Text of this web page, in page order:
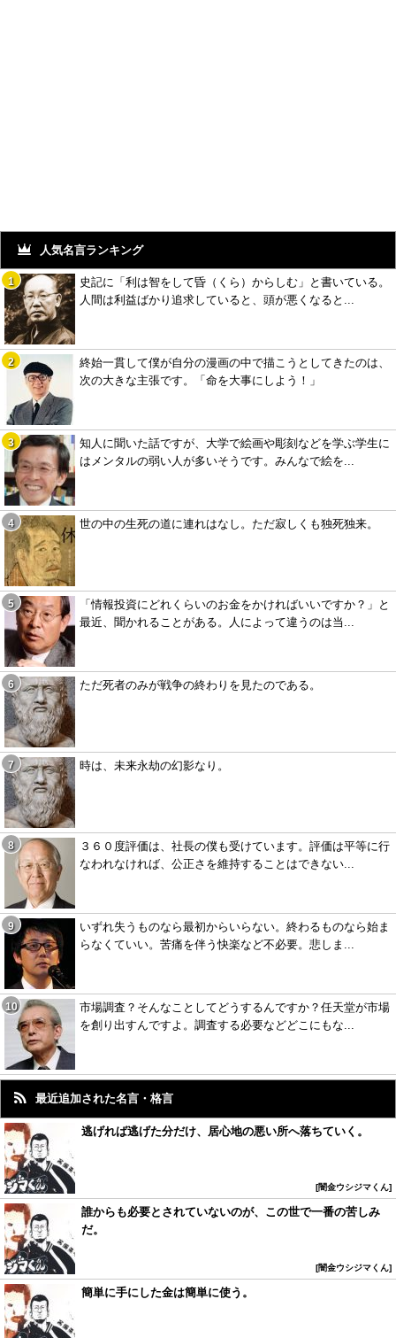
人気名言ランキング
史記に「利は智をして昏（くら）からしむ」と書いている。
人間は利益ばかり追求していると、頭が悪くなると...
終始一貫して僕が自分の漫画の中で描こうとしてきたのは、
次の大きな主張です。「命を大事にしよう！」
知人に聞いた話ですが、大学で絵画や彫刻などを学ぶ学生に
はメンタルの弱い人が多いそうです。みんなで絵を...
世の中の生死の道に連れはなし。ただ寂しくも独死独来。
「情報投資にどれくらいのお金をかければいいですか？」と
最近、聞かれることがある。人によって違うのは当...
ただ死者のみが戦争の終わりを見たのである。
時は、未来永劫の幻影なり。
３６０度評価は、社長の僕も受けています。評価は平等に行
なわれなければ、公正さを維持することはできない...
いずれ失うものなら最初からいらない。終わるものなら始ま
らなくていい。苦痛を伴う快楽など不必要。悲しま...
市場調査？そんなことしてどうするんですか？任天堂が市場
を創り出すんですよ。調査する必要などどこにもな...
最近追加された名言・格言
逃げれば逃げた分だけ、居心地の悪い所へ落ちていく。
闇金ウシジマくん
誰からも必要とされていないのが、この世で一番の苦しみ
だ。
闇金ウシジマくん
簡単に手にした金は簡単に使う。